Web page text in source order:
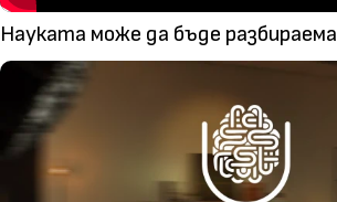
Науката може да бъде разбираема